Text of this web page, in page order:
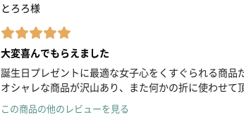
とろろ様
大変喜んでもらえました
誕生日プレゼントに最適な女子心をくすぐられる商
オシャレな商品が沢山あり、また何かの折に使わせて
この商品の他のレビューを見る